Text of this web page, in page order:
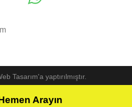
Tasarım'a yaptırılmıştır.
Arayın
Arayın